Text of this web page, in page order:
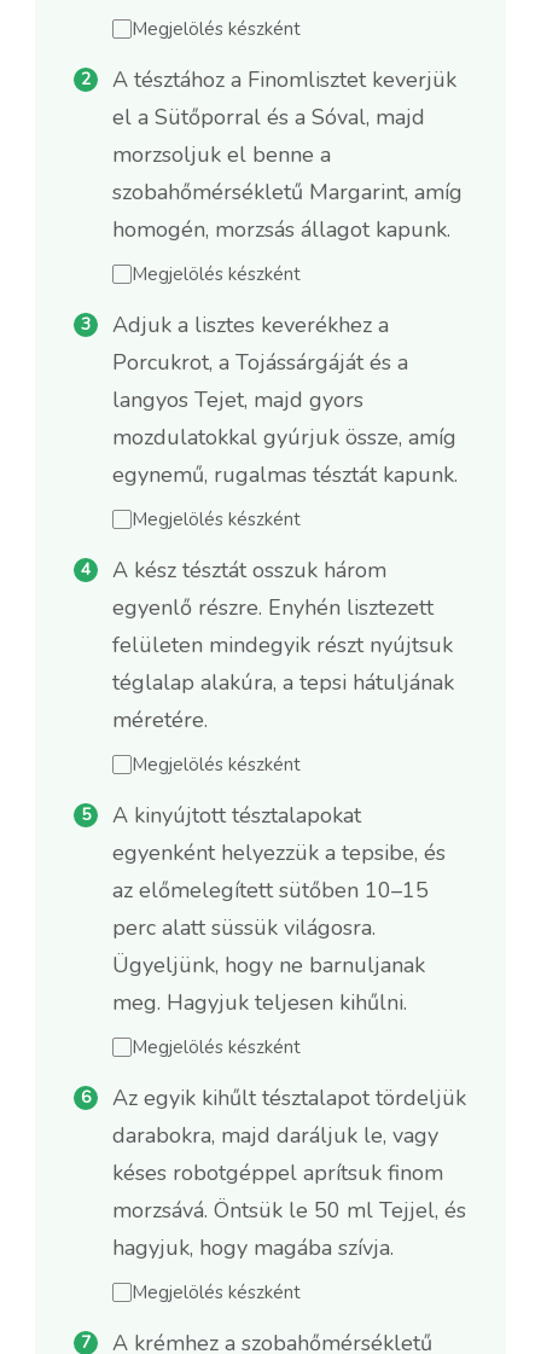
Megjelölés készként
A tésztához a Finomlisztet keverjük
el a Sütőporral és a Sóval, majd
morzsoljuk el benne a
szobahőmérsékletű Margarint, amíg
homogén, morzsás állagot kapunk.
Megjelölés készként
Adjuk a lisztes keverékhez a
Porcukrot, a Tojássárgáját és a
langyos Tejet, majd gyors
mozdulatokkal gyúrjuk össze, amíg
egynemű, rugalmas tésztát kapunk.
Megjelölés készként
A kész tésztát osszuk három
egyenlő részre. Enyhén lisztezett
felületen mindegyik részt nyújtsuk
téglalap alakúra, a tepsi hátuljának
méretére.
Megjelölés készként
A kinyújtott tésztalapokat
egyenként helyezzük a tepsibe, és
az előmelegített sütőben 10–15
perc alatt süssük világosra.
Ügyeljünk, hogy ne barnuljanak
meg. Hagyjuk teljesen kihűlni.
Megjelölés készként
Az egyik kihűlt tésztalapot tördeljük
darabokra, majd daráljuk le, vagy
késes robotgéppel aprítsuk finom
morzsává. Öntsük le 50 ml Tejjel, és
hagyjuk, hogy magába szívja.
Megjelölés készként
A krémhez a szobahőmérsékletű